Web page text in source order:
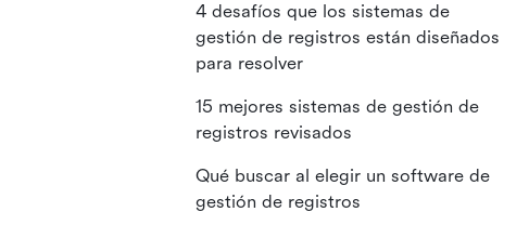
4 desafíos que los sistemas de
gestión de registros están diseñados
para resolver
15 mejores sistemas de gestión de
registros revisados
Qué buscar al elegir un software de
gestión de registros